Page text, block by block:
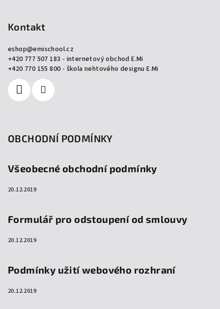
Kontakt
eshop@emischool.cz
+420 777 507 183 - internetový obchod E.Mi
+420 770 155 800 - škola nehtového designu E.Mi
OBCHODNÍ PODMÍNKY
Všeobecné obchodní podmínky
20.12.2019
Formulář pro odstoupení od smlouvy
20.12.2019
Podmínky užití webového rozhraní
20.12.2019